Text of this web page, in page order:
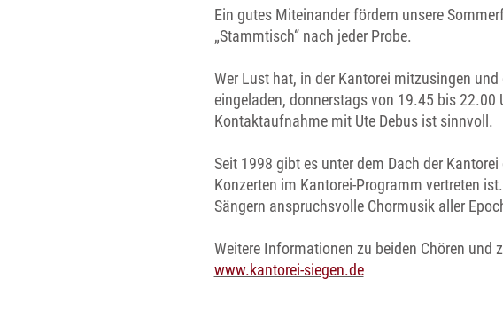
Ein gutes Miteinander fördern unsere
„Stammtisch“ nach jeder Probe.
Wer Lust hat, in der Kantorei mitzusingen
eingeladen, donnerstags von 19.45 bis 22.00
Kontaktaufnahme mit Ute Debus ist sinnvoll.
Seit 1998 gibt es unter dem Dach der
Konzerten im Kantorei-Programm vertreten
Sängern anspruchsvolle Chormusik aller
Weitere Informationen zu beiden Chören und
www.kantorei-siegen.de